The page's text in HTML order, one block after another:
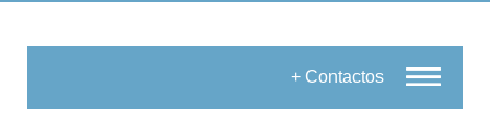
+ Contactos